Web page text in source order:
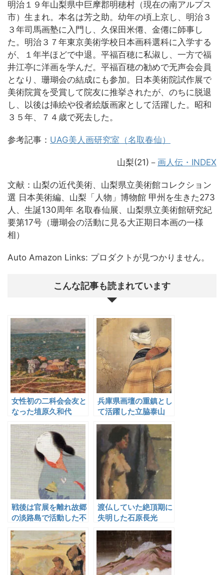
明治１９年山梨県中巨摩郡明穂村（現在の南アルプス
市）生まれ。本名は芳之助。幼年の頃上京し、明治３
３年司馬画塾に入門し、久保田米僊、金僊に師事し
た。明治３７年東京美術学校日本画科選科に入学する
が、１年半ほどで中退。平福百穂に私淑し、一方で福
井江亭に洋画を学んだ。平福百穂の勧めで无声会会員
となり、珊瑚会の結成にも参加。日本美術院試作展で
美術院賞を受賞して院友に推挙されたが、のちに脱退
し、以後は挿絵や役者絵版画家として活躍した。昭和
３５年、７４歳で死去した。
参考記事： UAG美人画研究室（名取春仙）
山梨(21)－ 画人伝・INDEX
文献：山梨の近代美術、山梨県立美術館コレクション
選 日本美術編、山梨「人物」博物館 甲州を生きた273
人、生誕130周年 名取春仙展、山梨県立美術館研究紀
要第17号（珊瑚会の活動に見る大正期日本画の一様
相）
Auto Amazon Links: プロダクトが見つかりません。
こんな記事も読まれています
女性初の二科会会友と
なった埴原久和代
兵庫県画壇の重鎮とし
て活躍した立脇泰山
戦後は官展を離れ故郷
の淡路島で活動した不
動立山
渡仏していた絶頂期に
失明した石原長光